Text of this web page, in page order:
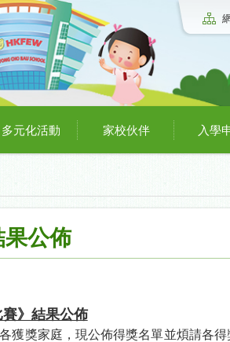
多元化活動 家校伙伴 入學
果公佈
賽》結果公佈
獲獎家庭，現公佈得獎名單並煩請各